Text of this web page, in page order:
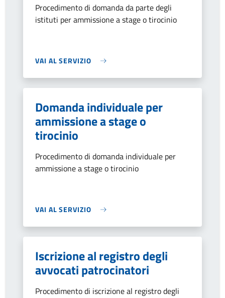
Procedimento di domanda da parte degli
istituti per ammissione a stage o tirocinio
VAI AL SERVIZIO
Domanda individuale per
ammissione a stage o
tirocinio
Procedimento di domanda individuale per
ammissione a stage o tirocinio
VAI AL SERVIZIO
Iscrizione al registro degli
avvocati patrocinatori
Procedimento di iscrizione al registro degli